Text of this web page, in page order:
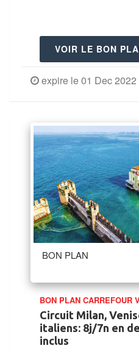
VOIR LE BON
expire le 01 Dec 2022
BON PLAN
BON PLAN CARREFOUR
Circuit Milan,
italiens: 8j/7n en
inclus